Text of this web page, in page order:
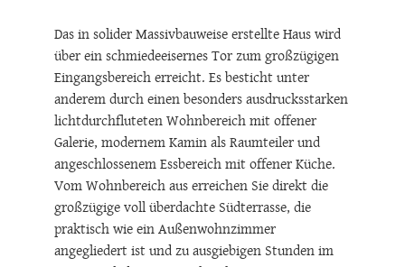
Das in solider Massivbauweise erstellte Haus wird
über ein schmiedeeisernes Tor zum großzügigen
Eingangsbereich erreicht. Es besticht unter
anderem durch einen besonders ausdrucksstarken
lichtdurchfluteten Wohnbereich mit offener
Galerie, modernem Kamin als Raumteiler und
angeschlossenem Essbereich mit offener Küche.
Vom Wohnbereich aus erreichen Sie direkt die
großzügige voll überdachte Südterrasse, die
praktisch wie ein Außenwohnzimmer